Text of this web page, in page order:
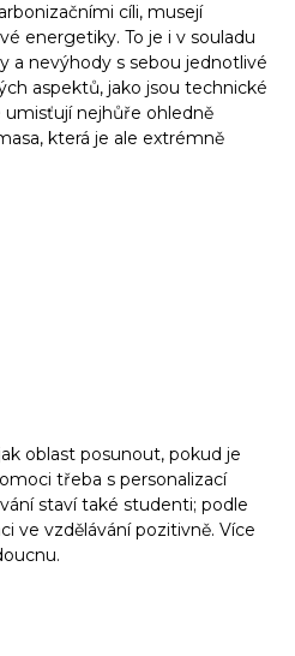
cíli, musejí
energetiky. To je i v souladu
a nevýhody s sebou jednotlivé
aspektů, jako jsou technické
umisťují nejhůře ohledně
která je ale extrémně
oblast posunout, pokud je
třeba s personalizací
staví také studenti; podle
ve vzdělávání pozitivně. Více